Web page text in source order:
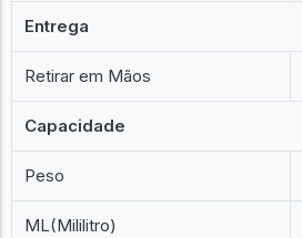
Entrega
Retirar em Mãos
Capacidade
Peso
ML(Mililitro)